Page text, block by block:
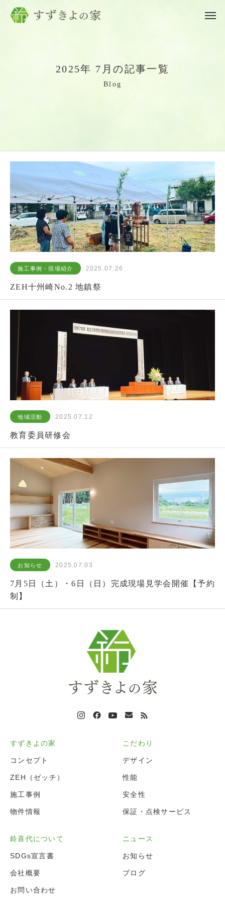
2025年 7 月の記事一 覧
Bl og
施工事例・現場紹介 2025.07.26
ZEH十州崎No.2 地鎮祭
地域活動 2025.07.12
教育委員研修会
お知らせ 2025.07.03
7月5日（土）・6日（日）完成現場見学会開催【予約
制】
すずきよの家
コンセプト
ZEH（ゼッチ）
施工事例
物件情報
こだわり
デザイン
性能
安全性
保証・点検サービス
鈴喜代について
SDGs宣言書
会社概要
お問い合わせ
ニュース
お知らせ
ブログ